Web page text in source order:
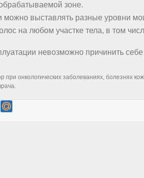
зоне.
выставлять разные уровни
на любом участке тела, в том
невозможно причинить
онкологических заболеваниях, болезнях